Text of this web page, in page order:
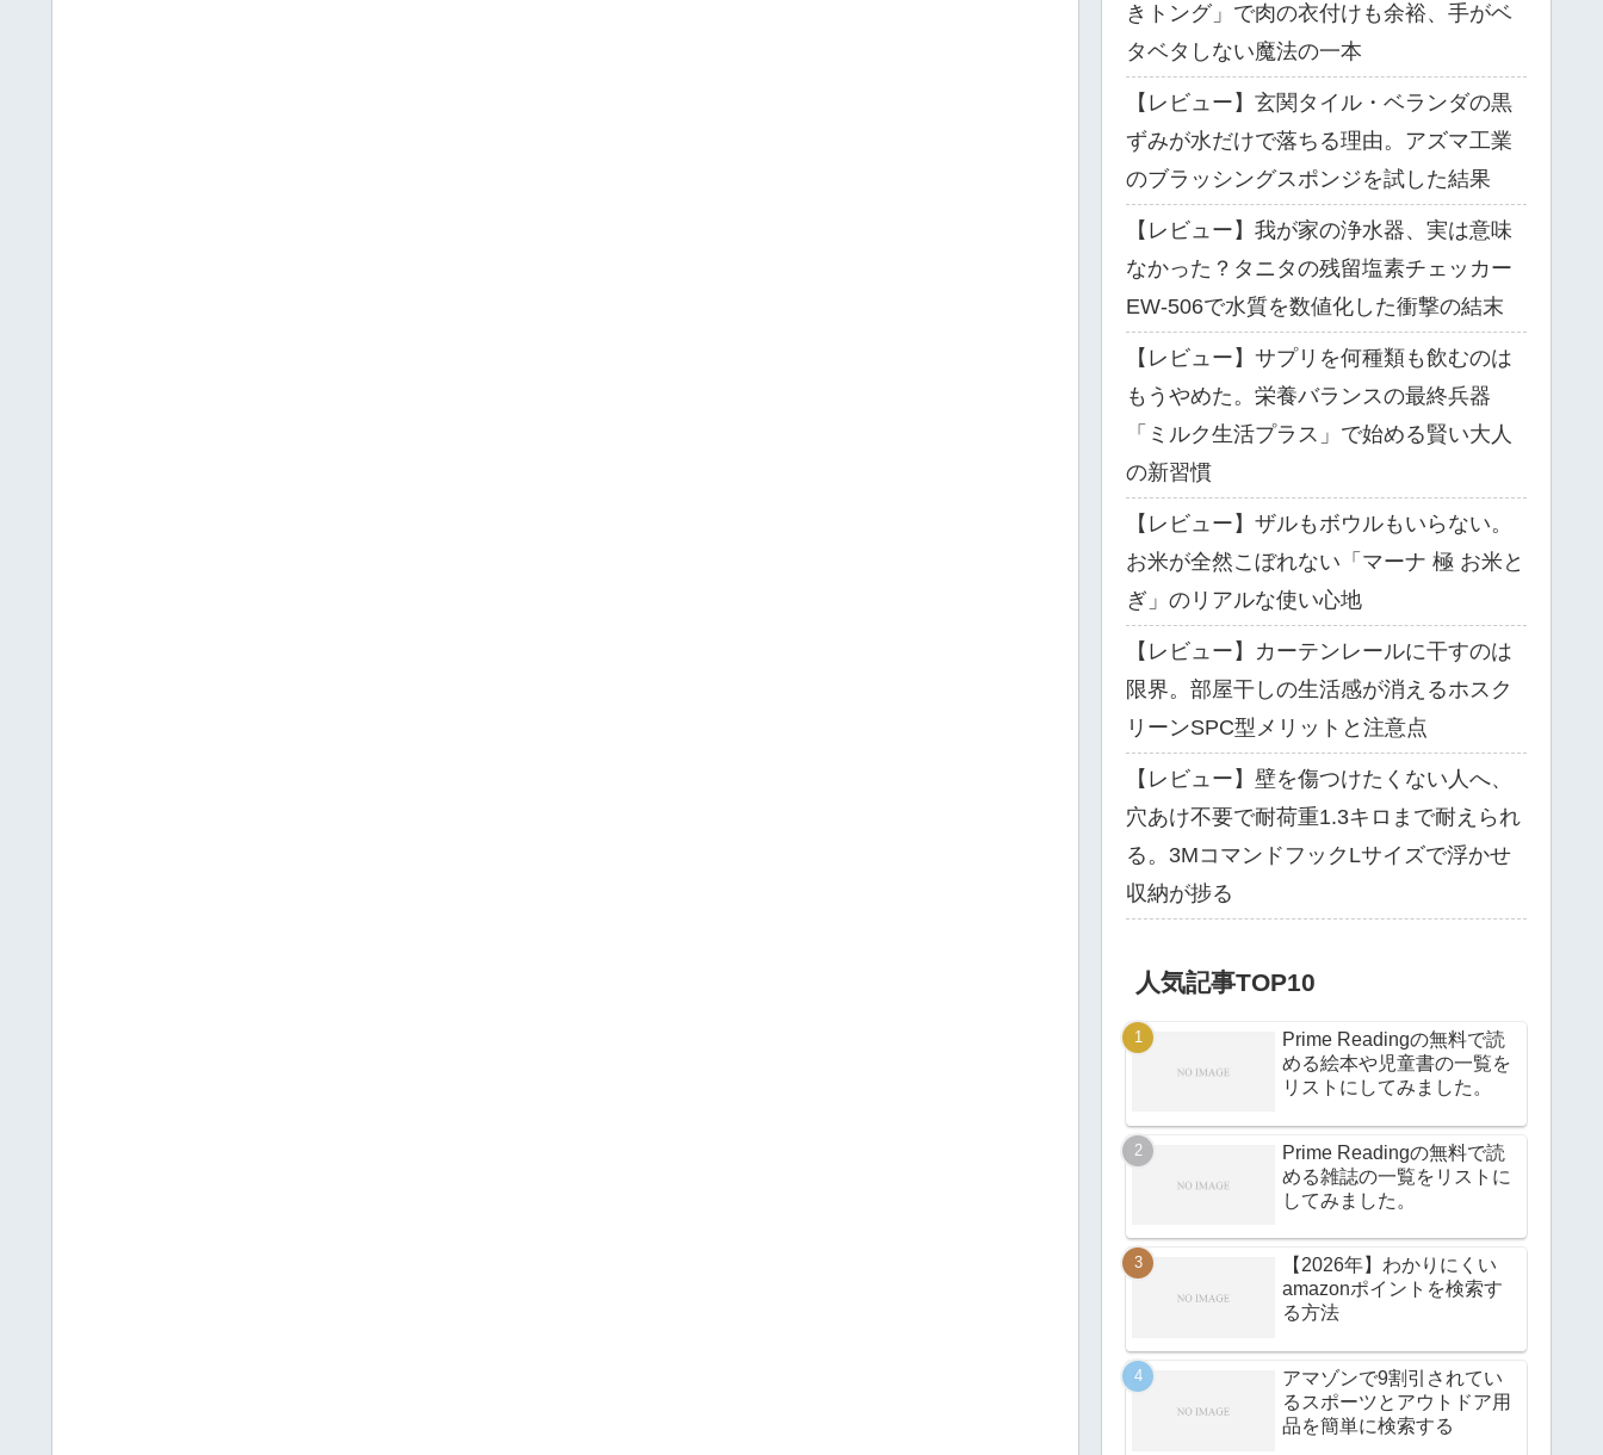
きトング」で肉の衣付けも余裕、手がベ
タベタしない魔法の一本
【レビュー】玄関タイル・ベランダの黒
ずみが水だけで落ちる理由。アズマ工業
のブラッシングスポンジを試した結果
【レビュー】我が家の浄水器、実は意味
なかった？タニタの残留塩素チェッカー
EW-506で水質を数値化した衝撃の結末
【レビュー】サプリを何種類も飲むのは
もうやめた。栄養バランスの最終兵器
「ミルク生活プラス」で始める賢い大人
の新習慣
【レビュー】ザルもボウルもいらない。
お米が全然こぼれない「マーナ 極 お米と
ぎ」のリアルな使い心地
【レビュー】カーテンレールに干すのは
限界。部屋干しの生活感が消えるホスク
リーンSPC型メリットと注意点
【レビュー】壁を傷つけたくない人へ、
穴あけ不要で耐荷重1.3キロまで耐えられ
る。3MコマンドフックLサイズで浮かせ
収納が捗る
人気記事TOP10
Prime Readingの無料で読
める絵本や児童書の一覧を
リストにしてみました。
Prime Readingの無料で読
める雑誌の一覧をリストに
してみました。
【2026年】わかりにくい
amazonポイントを検索す
る方法
アマゾンで9割引されてい
るスポーツとアウトドア用
品を簡単に検索する